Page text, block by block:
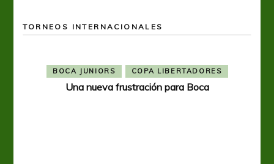
TORNEOS INTERNACIONALES
BOCA JUNIORS COPA LIBERTADORES
Una nueva frustración para Boca